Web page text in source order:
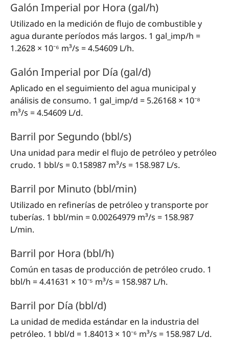
Galón Imperial por Hora (gal/h)
Utilizado en la medición de flujo de combustible y
agua durante períodos más largos. 1 gal_imp/h =
1.2628 × 10⁻⁶ m³/s = 4.54609 L/h.
Galón Imperial por Día (gal/d)
Aplicado en el seguimiento del agua municipal y
análisis de consumo. 1 gal_imp/d = 5.26168 × 10⁻⁸
m³/s = 4.54609 L/d.
Barril por Segundo (bbl/s)
Una unidad para medir el flujo de petróleo y petróleo
crudo. 1 bbl/s = 0.158987 m³/s = 158.987 L/s.
Barril por Minuto (bbl/min)
Utilizado en refinerías de petróleo y transporte por
tuberías. 1 bbl/min = 0.00264979 m³/s = 158.987
L/min.
Barril por Hora (bbl/h)
Común en tasas de producción de petróleo crudo. 1
bbl/h = 4.41631 × 10⁻⁵ m³/s = 158.987 L/h.
Barril por Día (bbl/d)
La unidad de medida estándar en la industria del
petróleo. 1 bbl/d = 1.84013 × 10⁻⁶ m³/s = 158.987 L/d.